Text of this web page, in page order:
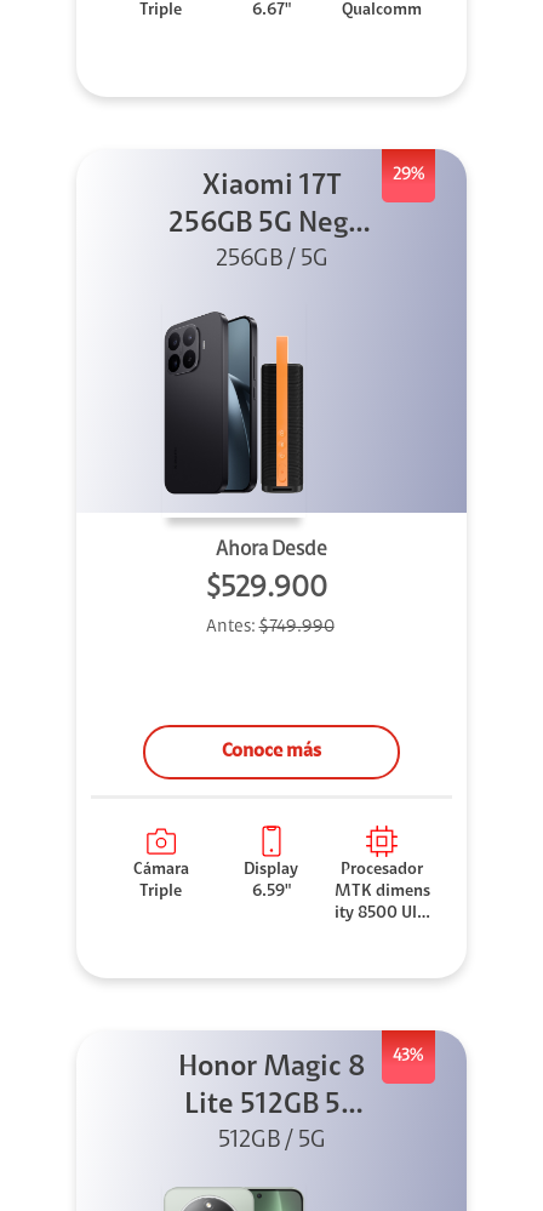
Triple
6.67"
Qualcomm
29%
Xiaomi 17T
256GB 5G Negro
+ Sound
256GB / 5G
Ahora Desde
$529.900
Antes:$749.990
Conoce más
Cámara
Triple
Display
6.59"
Procesador
MTK dimens
ity 8500 Ultr
43%
Honor Magic 8
Lite 512GB 5G
Verde
512GB / 5G